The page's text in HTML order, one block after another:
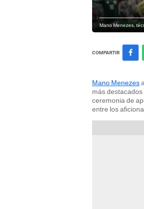
Mano Menezes,
COMPARTIR
Mano Menezes
más
ceremonia de
entre los